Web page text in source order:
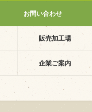
販売加工場
企業ご案内
お問い合わせ